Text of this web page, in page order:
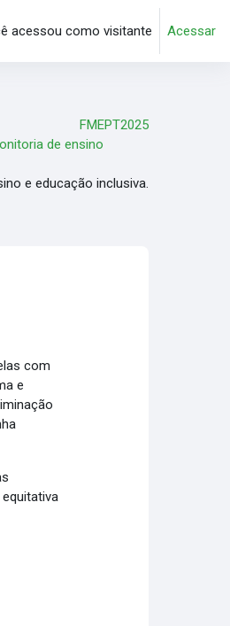
acessou como visitante Acessar
FMEPT2025
de ensino
e educação inclusiva.
com
e